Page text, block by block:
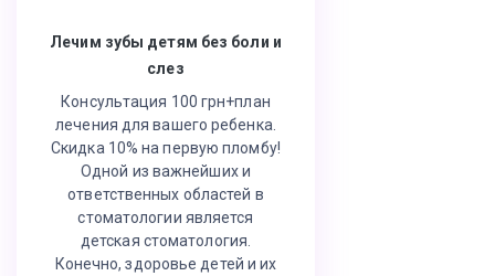
Лечим зубы детям без боли и
слез
Консультация 100 грн+план
лечения для вашего ребенка.
Скидка 10% на первую пломбу!
Одной из важнейших и
ответственных областей в
стоматологии является
детская стоматология.
Конечно, здоровье детей и их